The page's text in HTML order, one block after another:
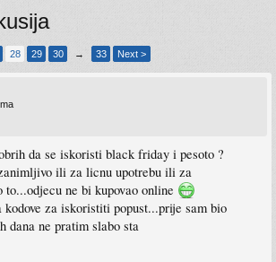
28 29 30 → 33 Next >
da se iskoristi black friday i pesoto ?
ili za licnu upotrebu ili za
ne bi kupovao online
za iskoristiti popust...prije sam bio
dana ne pratim slabo sta